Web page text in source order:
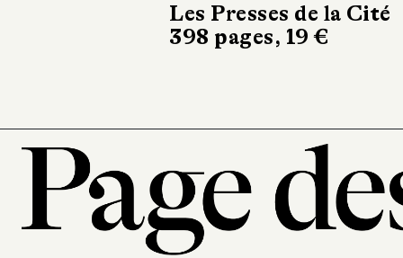
Les Presses de la Cité
398 pages, 19 €
Albin